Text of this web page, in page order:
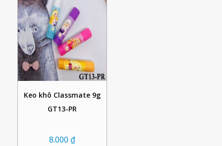
Keo khô Classmate 9g
GT13-PR
8.000 ₫